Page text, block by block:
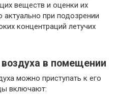
веществ и оценки их
при подозрении
концентраций летучих
в помещении
можно приступать к его
включают: